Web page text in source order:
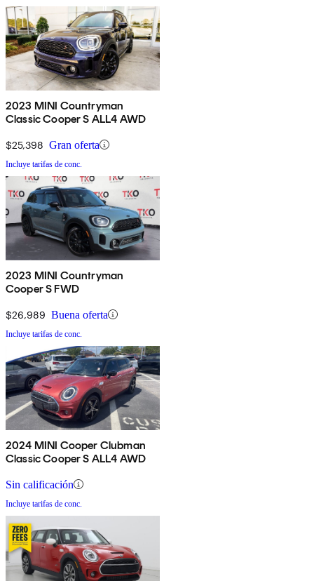
2023 MINI Countryman
Classic Cooper S ALL4 AWD
$25,398 Gran oferta
Incluye tarifas de conc.
2023 MINI Countryman
Cooper S FWD
$26,989 Buena oferta
Incluye tarifas de conc.
2024 MINI Cooper Clubman
Classic Cooper S ALL4 AWD
Sin calificación
Incluye tarifas de conc.